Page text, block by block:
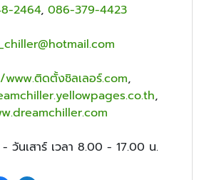
2464, 086-379-4423
ติดตั้งชิลเลอร์.com,
,
วันเสาร์ เวลา 8.00 - 17.00 น.